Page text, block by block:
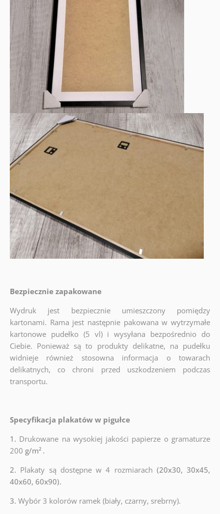
Bezpiecznie zapakowane
Wydruk jest bezpiecznie umieszczony pomiędzy
kartonami. Rama jest następnie pakowana w wytrzymałe
kartonowe pudełko (5 vl) i wysyłana bezpośrednio do
Ciebie. Ponieważ są to produkty delikatne, na pudełku
widnieje również stosowna informacja o towarach
delikatnych, co chroni przed uszkodzeniem podczas
transportu.
Specyfikacja plakatów w pigułce
1. Drukowane na wysokiej jakości papierze o gramaturze
200 g/m² .
2. Plakaty są dostępne w 4 rozmiarach (20x30, 30x45,
40x60, 60x90).
3. Wybór 3 kolorów ramek (biały, czarny, srebrny).